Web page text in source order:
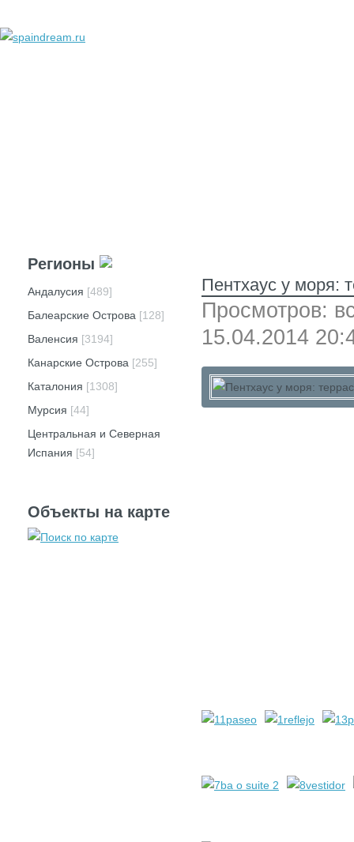
Регионы
Андалусия [489]
Балеарские Острова [128]
Валенсия [3194]
Канарские Острова [255]
Каталония [1308]
Мурсия [44]
Центральная и Северная
Испания [54]
Объекты на карте
Пентхаус у моря:
Просмотров:
15.04.2014